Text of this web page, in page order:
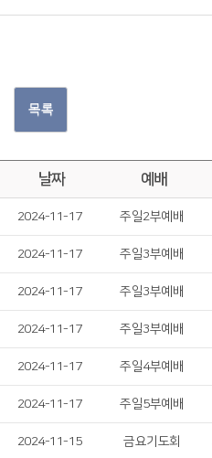
목록
날짜 예배
2024-11-17 주일2부예배
2024-11-17 주일3부예배
2024-11-17 주일3부예배
2024-11-17 주일3부예배
2024-11-17 주일4부예배
2024-11-17 주일5부예배
2024-11-15 금요기도회